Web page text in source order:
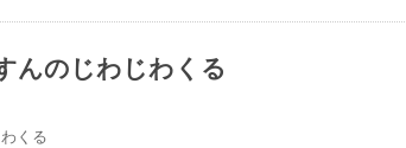
んのじわじわくる
くる